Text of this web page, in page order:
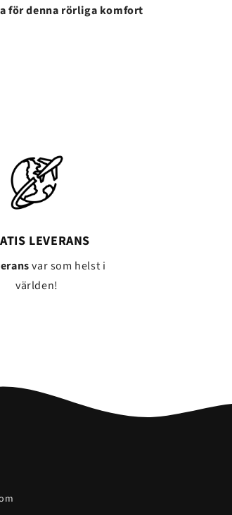
för denna rörliga komfort
LEVERANS
var som helst i
världen!